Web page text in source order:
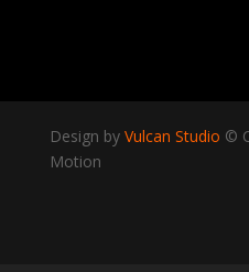
Design by Vulcan Studio ©
Motion